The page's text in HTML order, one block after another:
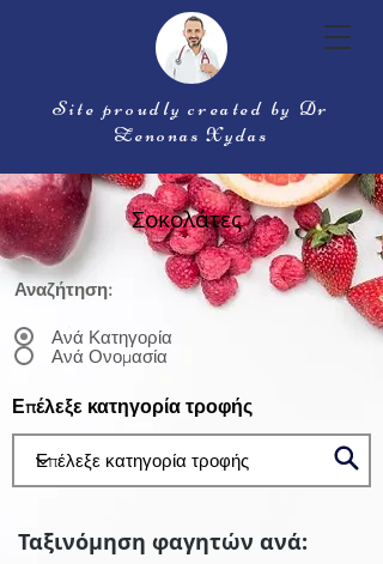
Site proudly created by Dr
Zenonas Xydas
Σοκολάτες
Αναζήτηση:
Ανά Κατηγορία
Ανά Ονομασία
Επέλεξε κατηγορία τροφής
Ταξινόμηση φαγητών ανά: